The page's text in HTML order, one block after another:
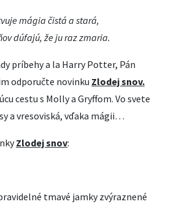
mágia čistá a stará,
dúfajú, že ju raz zmaria.
príbehy a la Harry Potter, Pán
odporučte novinku Zlodej snov.
cestu s Molly a Gryffom. Vo svete
a vresoviská, vďaka mágii…
Zlodej snov:
tmavé jamky zvýraznené